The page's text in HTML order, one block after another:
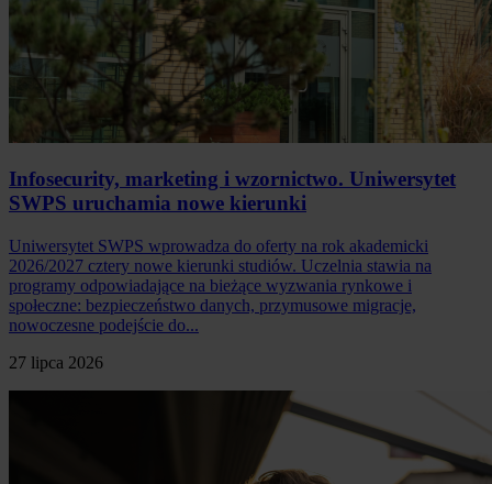
Infosecurity, marketing i wzornictwo. Uniwersytet
SWPS uruchamia nowe kierunki
Uniwersytet SWPS wprowadza do oferty na rok akademicki
2026/2027 cztery nowe kierunki studiów. Uczelnia stawia na
programy odpowiadające na bieżące wyzwania rynkowe i
społeczne: bezpieczeństwo danych, przymusowe migracje,
nowoczesne podejście do...
27 lipca 2026